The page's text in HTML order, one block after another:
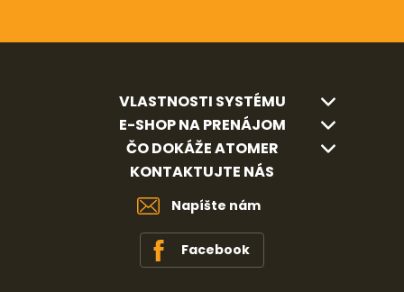
VLASTNOSTI SYSTÉMU
E-SHOP NA PRENÁJOM
ČO DOKÁŽE ATOMER
KONTAKTUJTE NÁS
Napíšte nám
Facebook